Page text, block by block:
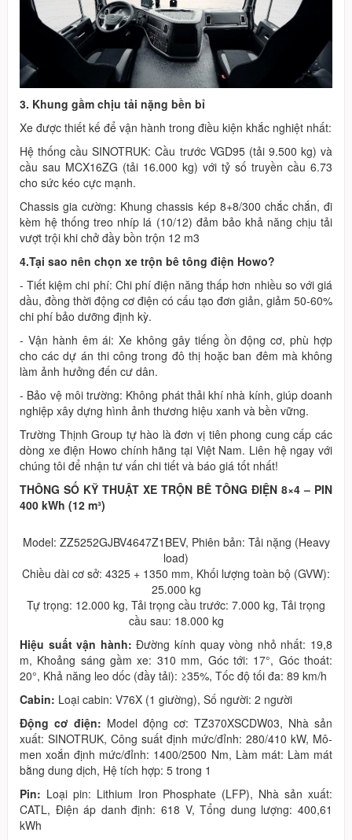
3. Khung gầm chịu tải nặng bền bỉ
Xe được thiết kế để vận hành trong điều kiện khắc nghiệt nhất:
Hệ thống cầu SINOTRUK: Cầu trước VGD95 (tải 9.500 kg) và
cầu sau MCX16ZG (tải 16.000 kg) với tỷ số truyền cầu 6.73
cho sức kéo cực mạnh.
Chassis gia cường: Khung chassis kép 8+8/300 chắc chắn, đi
kèm hệ thống treo nhíp lá (10/12) đảm bảo khả năng chịu tải
vượt trội khi chở đầy bồn trộn 12 m3
4.Tại sao nên chọn xe trộn bê tông điện Howo?
- Tiết kiệm chi phí: Chi phí điện năng thấp hơn nhiều so với giá
dầu, đồng thời động cơ điện có cấu tạo đơn giản, giảm 50-60%
chi phí bảo dưỡng định kỳ.
- Vận hành êm ái: Xe không gây tiếng ồn động cơ, phù hợp
cho các dự án thi công trong đô thị hoặc ban đêm mà không
làm ảnh hưởng đến cư dân.
- Bảo vệ môi trường: Không phát thải khí nhà kính, giúp doanh
nghiệp xây dựng hình ảnh thương hiệu xanh và bền vững.
Trường Thịnh Group tự hào là đơn vị tiên phong cung cấp các
dòng xe điện Howo chính hãng tại Việt Nam. Liên hệ ngay với
chúng tôi để nhận tư vấn chi tiết và báo giá tốt nhất!
THÔNG SỐ KỸ THUẬT XE TRỘN BÊ TÔNG ĐIỆN 8×4 – PIN
400 kWh (12 m³)
Model: ZZ5252GJBV4647Z1BEV, Phiên bản: Tải nặng (Heavy
load)
Chiều dài cơ sở: 4325 + 1350 mm, Khối lượng toàn bộ (GVW):
25.000 kg
Tự trọng: 12.000 kg, Tải trọng cầu trước: 7.000 kg, Tải trọng
cầu sau: 18.000 kg
Hiệu suất vận hành:Đường kính quay vòng nhỏ nhất: 19,8
m, Khoảng sáng gầm xe: 310 mm, Góc tới: 17°, Góc thoát:
20°, Khả năng leo dốc (đầy tải): ≥35%, Tốc độ tối đa: 89 km/h
Cabin: Loại cabin: V76X (1 giường), Số người: 2 người
Động cơ điện: Model động cơ: TZ370XSCDW03, Nhà sản
xuất: SINOTRUK, Công suất định mức/đỉnh: 280/410 kW, Mô-
men xoắn định mức/đỉnh: 1400/2500 Nm, Làm mát: Làm mát
bằng dung dịch, Hệ tích hợp: 5 trong 1
Pin: Loại pin: Lithium Iron Phosphate (LFP), Nhà sản xuất:
CATL, Điện áp danh định: 618 V, Tổng dung lượng: 400,61
kWh